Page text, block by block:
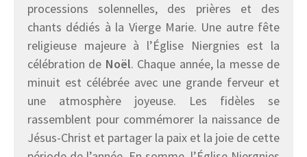
processions solennelles, des prières et des
chants dédiés à la Vierge Marie. Une autre fête
religieuse majeure à l’Église Niergnies est la
célébration de Noël. Chaque année, la messe de
minuit est célébrée avec une grande ferveur et
une atmosphère joyeuse. Les fidèles se
rassemblent pour commémorer la naissance de
Jésus-Christ et partager la paix et la joie de cette